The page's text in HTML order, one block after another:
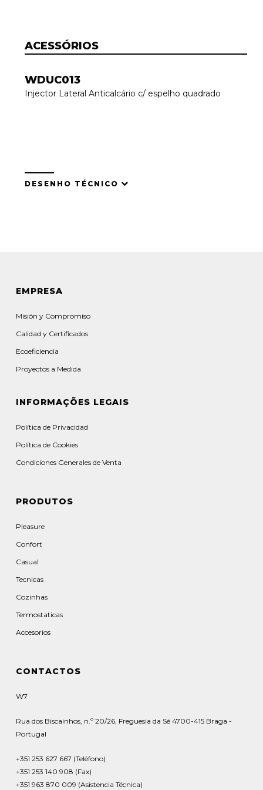
ACESSÓRIOS
WDUC013
Injector Lateral Anticalcário c/ espelho quadrado
DESENHO TÉCNICO
EMPRESA
Misión y Compromiso
Calidad y Certificados
Ecoeficiencia
Proyectos a Medida
INFORMAÇÕES LEGAIS
Política de Privacidad
Política de Cookies
Condiciones Generales de Venta
PRODUTOS
Pleasure
Confort
Casual
Tecnicas
Cozinhas
Termostaticas
Accesorios
CONTACTOS
W7
Rua dos Biscainhos, n.º 20/26, Freguesia da Sé 4700-415 Braga -
Portugal
+351 253 627 667 (Teléfono)
+351 253 140 908 (Fax)
+351 963 870 009 (Asistencia Técnica)